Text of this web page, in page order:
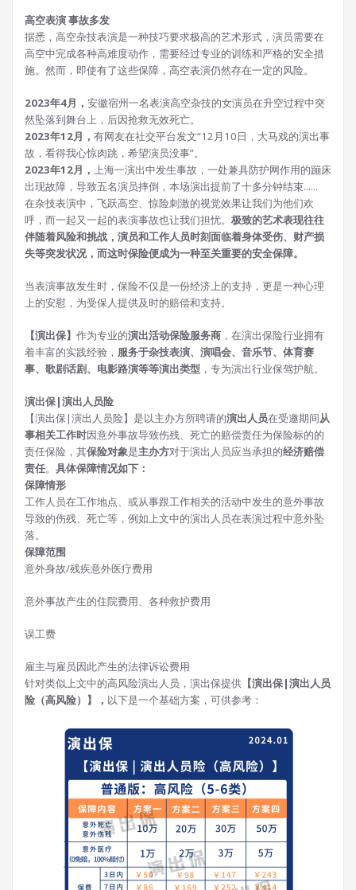
高空表演 事故多发
据悉，高空杂技表演是一种技巧要求极高的艺术形式，演员需要在
高空中完成各种高难度动作，需要经过专业的训练和严格的安全措
施。然而，即使有了这些保障，高空表演仍然存在一定的风险。
2023年4月， 安徽宿州一名表演高空杂技的女演员在升空过程中突
然坠落到舞台上，后因抢救无效死亡。
2023年12月， 有网友在社交平台发文“12月10日，大马戏的演出事
故，看得我心惊肉跳，希望演员没事”。
2023年12月， 上海一演出中发生事故，一处兼具防护网作用的蹦床
出现故障，导致五名演员摔倒，本场演出提前了十多分钟结束......
在杂技表演中，飞跃高空、惊险刺激的视觉效果让我们为他们欢
呼，而一起又一起的表演事故也让我们担忧。 极致的艺术表现往往
伴随着风险和挑战， 演员和工作人员时刻面临着身体受伤、财产损
失等突发状况，而这时保险便成为一种至关重要的安全保障。
当表演事故发生时，保险不仅是一份经济上的支持，更是一种心理
上的安慰，为受保人提供及时的赔偿和支持。
【演出保】 作为专业的演出活动保险服务商 ，在演出保险行业拥有
着丰富的实践经验， 服务于杂技表演、演唱会、音乐节、体育赛
事、歌剧话剧、电影路演等等演出类型 ，专为演出行业保驾护航。
演出保|演出人员险
【演出保|演出人员险】是以主办方所聘请的演出人员在受邀期间从
事相关工作时因意外事故导致伤残、死亡的赔偿责任为保险标的的
责任保险，其保险对象是主办方对于演出人员应当承担的经济赔偿
责任。 具体保障情况如下：
保障情形
工作人员在工作地点、或从事跟工作相关的活动中发生的意外事故
导致的伤残、死亡等，例如上文中的演出人员在表演过程中意外坠
落。
保障范围
意外身故/残疾意外医疗费用
意外事故产生的住院费用、各种救护费用
误工费
雇主与雇员因此产生的法律诉讼费用
针对类似上文中的高风险演出人员，演出保提供 【演出保|演出人员
险（高风险）】， 以下是一个基础方案，可供参考：